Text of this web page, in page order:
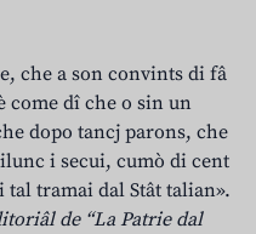
che a son convints di fâ
come dî che o sin un
dopo tancj parons, che
i secui, cumò di cent
tramai dal Stât talian».
de “La Patrie dal